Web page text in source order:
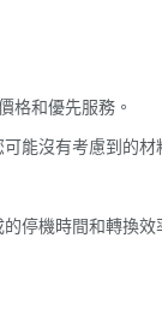
格和優先服務。
能沒有考慮到的材
停機時間和轉換效